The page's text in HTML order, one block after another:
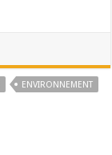
ENVIRONNEMENT